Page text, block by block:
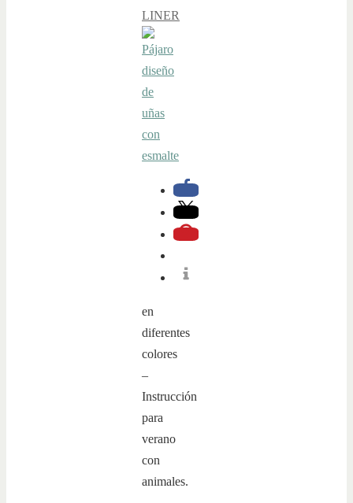
LINER
en
diferentes
colores
–
Instrucción
para
verano
con
animales.